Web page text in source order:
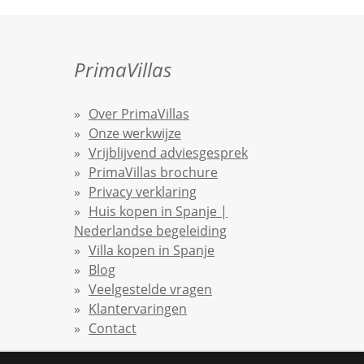
PrimaVillas
Over PrimaVillas
Onze werkwijze
Vrijblijvend adviesgesprek
PrimaVillas brochure
Privacy verklaring
Huis kopen in Spanje |
Nederlandse begeleiding
Villa kopen in Spanje
Blog
Veelgestelde vragen
Klantervaringen
Contact